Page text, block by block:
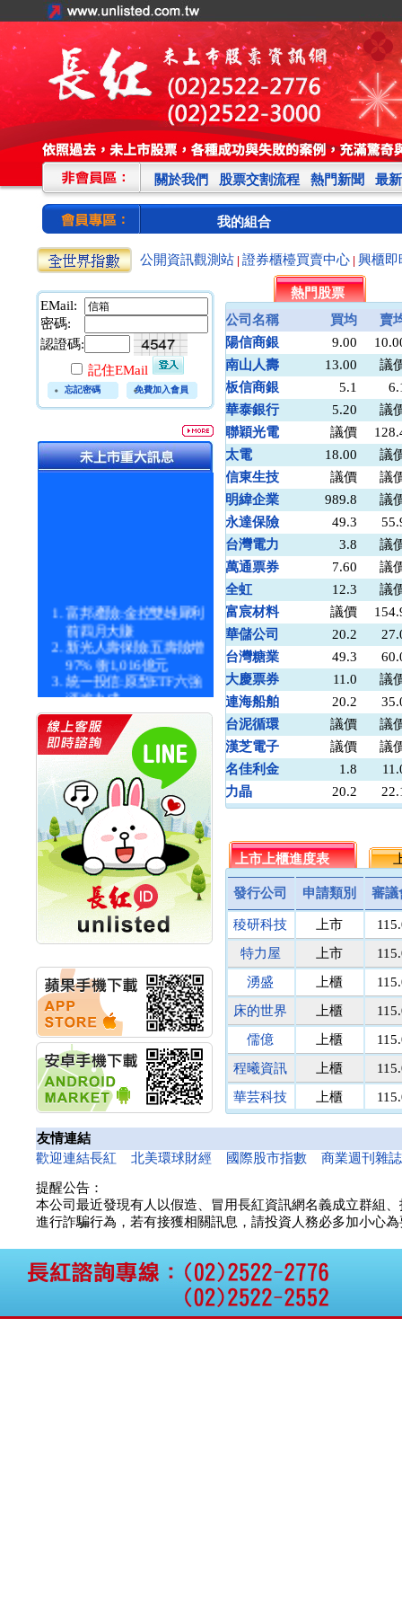
關於我們 股票交割流程 熱門新聞 最
我的組合
公開資訊觀測站 證券櫃檯買賣中心 興櫃即
EMail:
密碼:
認證碼:
記住EMail
忘記密碼 免費加入會員
富邦產險:金控雙雄犀利
前四月大賺
新光人壽保險:五壽險增
97% 衝1,016億元
統一投信:原型ETF六強
漲逾九成
統一投信:主動式ETF溢
價 被盯上
新光人壽保險:新壽Q1外
價金將達996億
宇辰系統科技:宇辰業績
創新高 啟動興櫃轉上櫃
計畫
明緯企業:明緯永續科技
競賽 以電源驅動善的力
量
秀育企業:秀育SHO-U儲
能系統 獲國內首張CNS
認證
聯博投信:聯博00404A
從容擁抱台股主流
華旭先進:代重要子公司
碩通散熱股份有限公司
公告董事會通過發言人
及代理發
華旭先進:代重要子公司
碩通散熱股份有限公司
公告董事會決議發行員
工認股權
華旭先進:代重要子公司
公告董事會追認113年
向關係
碩通散熱股份有限公司
公告向關係人取得使用
權資產
加第27屆眼
巨生生醫:公告本公司
MPB-1523MRI顯影劑-
熱門股票
公司名稱
買均
賣
陽信商銀
9.00
南山人壽
13.00
議
板信商銀
5.1
華泰銀行
5.20
議
聯穎光電
議價
太電
18.00
議
信東生技
議價
議
明緯企業
989.8
議
永達保險
49.3
台灣電力
3.8
議
萬通票券
7.60
議
全虹
12.3
議
富宸材料
議價
華儲公司
20.2
台灣糖業
49.3
大慶票券
11.0
議
連海船舶
20.2
台泥循環
議價
議
漢芝電子
議價
議
名佳利金
1.8
力晶
20.2
泓辰
議價
議
新德科技
議價
晶致半導
議價
昇陽能源
議價
穩晟材料
議價
議
騰錂鐳射
議價
茂德科技
議價
鎧鉅科技
議價
議
衛普國際
議價
捷揚光電
議價
以柔資訊
議價
亞太投資
議價
國寶人壽
議價
三信商銀
議價
樂揚建設
議價
馬上發
議價
東盈光電
彩煇科技
神乎科技
上市上櫃進度表 上
發行公司 申請類別 審議
稜研科技 上市
特力屋
上市
湧盛
上櫃
床的世界
上櫃
儒億
上櫃
程曦資訊
上櫃
華芸科技
上櫃
精華生醫
上櫃
和亞智慧
上櫃
友情連結
歡迎連結長紅
北美環球財經 國際股市指數 商業週刊雜
提醒公告：
本公司最近發現有人以假造、冒用長紅資訊網名義成立群組
進行詐騙行為，若有接獲相關訊息，請投資人務必多加小心